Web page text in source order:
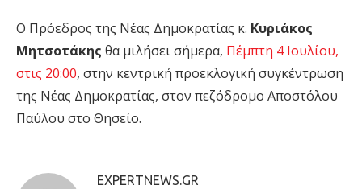
Ο Πρόεδρος της Νέας Δημοκρατίας κ. Κυριάκος
Μητσοτάκης θα μιλήσει σήμερα, Πέμπτη 4 Ιουλίου,
στις 20:00, στην κεντρική προεκλογική συγκέντρωση
της Νέας Δημοκρατίας, στον πεζόδρομο Αποστόλου
Παύλου στο Θησείο.
EXPERTNEWS.GR